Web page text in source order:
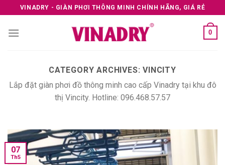
to
content
VINADRY - GIÀN PHƠI THÔNG MINH CHÍNH HÃNG, GIÁ RẺ
0
CATEGORY ARCHIVES:VINCITY
Lắp đặt giàn phơi đồ thông minh cao cấp Vinadry tại khu đô
thị Vincity. Hotline: 096.468.57.57
07
Th5